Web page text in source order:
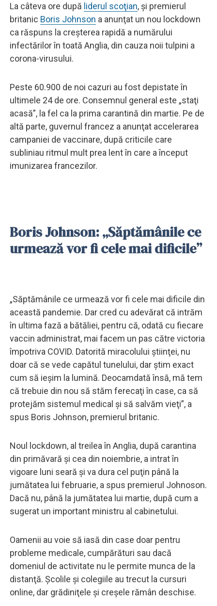
La câteva ore după liderul scoţian, şi premierul
britanic Boris Johnson a anunţat un nou lockdown
ca răspuns la creşterea rapidă a numărului
infectărilor în toată Anglia, din cauza noii tulpini a
corona-virusului.
Peste 60.900 de noi cazuri au fost depistate în
ultimele 24 de ore. Consemnul general este „staţi
acasă”, la fel ca la prima carantină din martie. Pe de
altă parte, guvernul francez a anunţat accelerarea
campaniei de vaccinare, după criticile care
subliniau ritmul mult prea lent în care a început
imunizarea francezilor.
Boris Johnson: „Săptămânile ce
urmează vor fi cele mai dificile”
„Săptămânile ce urmează vor fi cele mai dificile din
această pandemie. Dar cred cu adevărat că intrăm
în ultima fază a bătăliei, pentru că, odată cu fiecare
vaccin administrat, mai facem un pas către victoria
împotriva COVID. Datorită miracolului ştiinţei, nu
doar că se vede capătul tunelului, dar ştim exact
cum să ieşim la lumină. Deocamdată însă, mă tem
că trebuie din nou să stăm ferecaţi în case, ca să
protejăm sistemul medical şi să salvăm vieţi”, a
spus Boris Johnson, premierul britanic.
Noul lockdown, al treilea în Anglia, după carantina
din primăvară şi cea din noiembrie, a intrat în
vigoare luni seară şi va dura cel puţin până la
jumătatea lui februarie, a spus premierul Johnoson.
Dacă nu, până la jumătatea lui martie, după cum a
sugerat un important ministru al cabinetului.
Oamenii au voie să iasă din case doar pentru
probleme medicale, cumpărături sau dacă
domeniul de activitate nu le permite munca de la
distanţă. Şcolile şi colegiile au trecut la cursuri
online, dar grădiniţele şi creşele rămân deschise.